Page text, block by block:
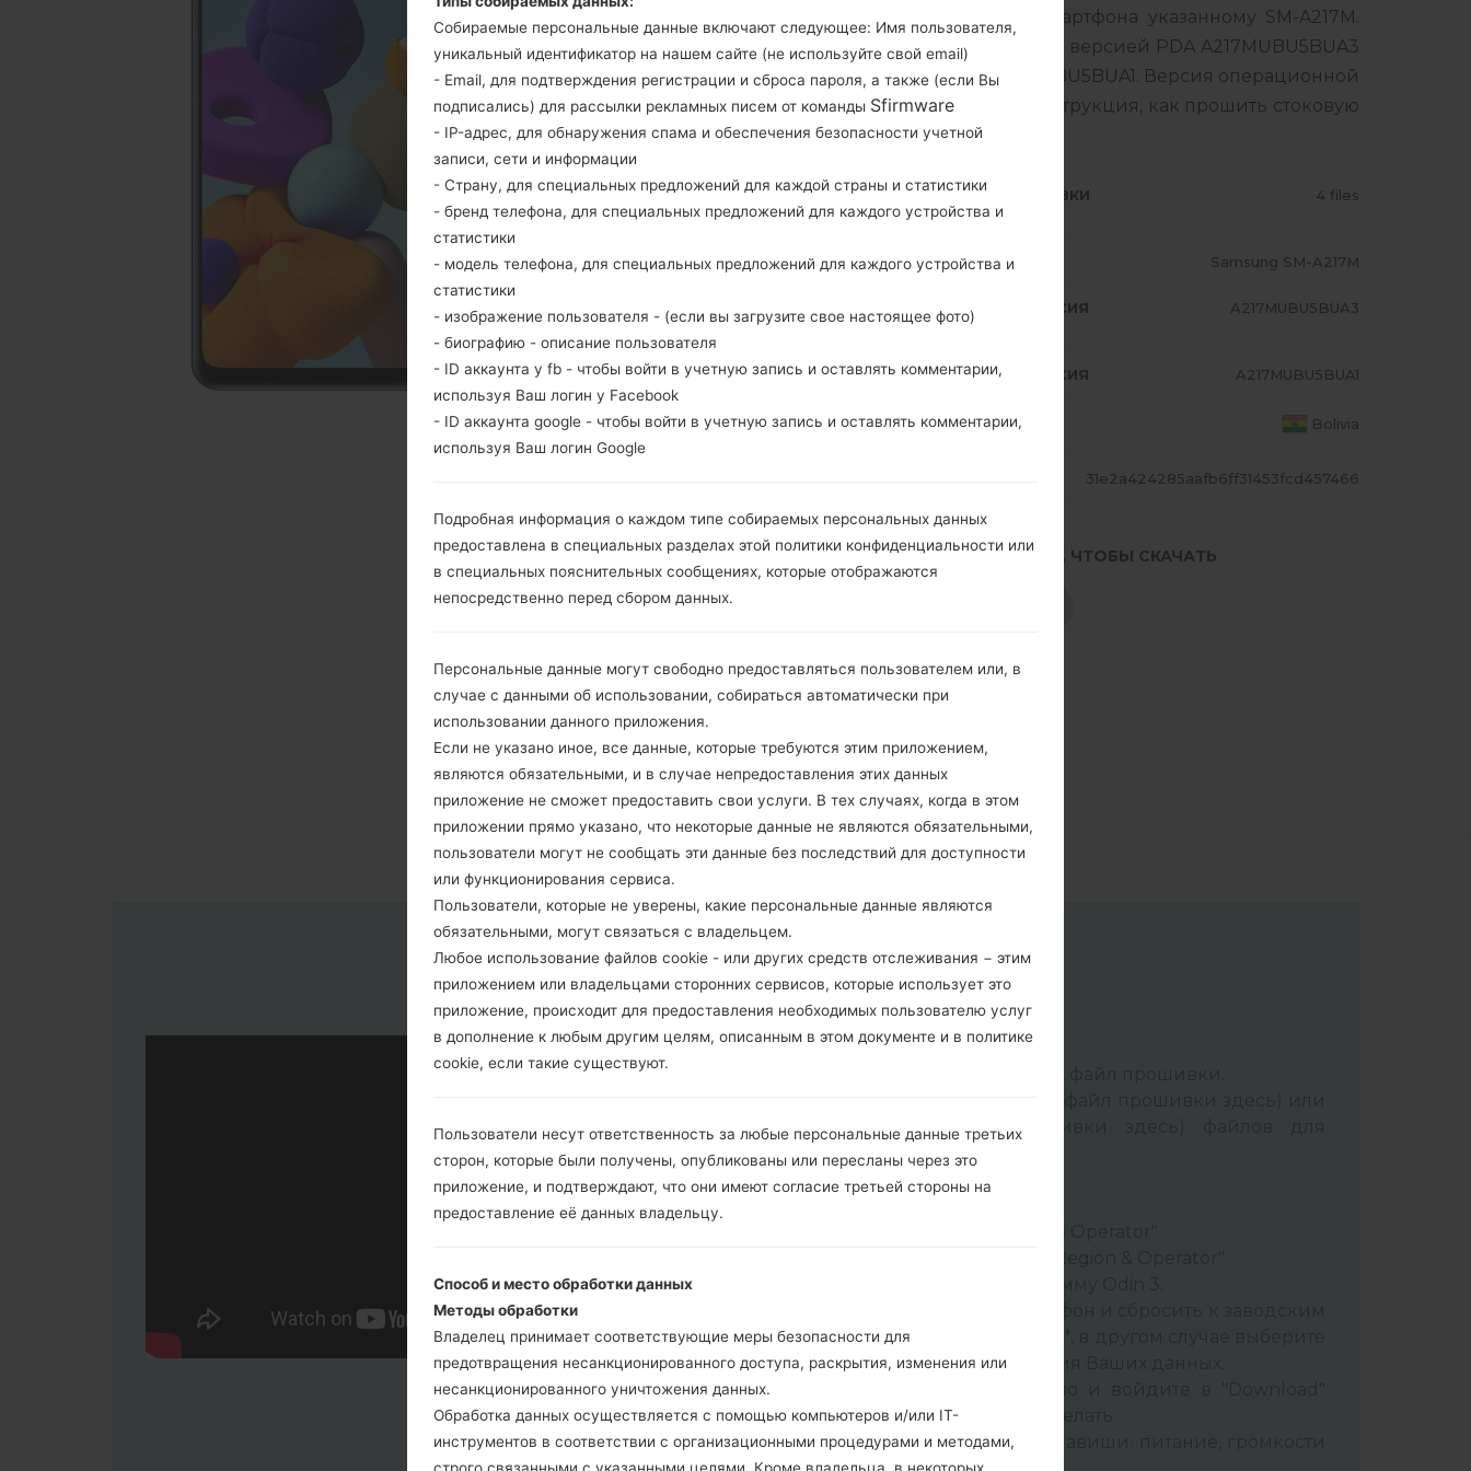
проверить, соответствует ли номер модели вашего смартфона указанному SM-A217M.
Код прошивки BVT для BOLIVIA. Продукт поставляется с версией PDA A217MUBU5BUA3
и версия CSC A217MOWO5BUA2, MODEM версия A217MUBU5BUA1. Версия операционной
системы данной прошивки Android Q 10. Подробная инструкция, как прошить стоковую
прошивку на устройства Samsungздесь
НАЗВАНИЕ ФАЙЛА
SM-A217M_1_20210216174935_2
atovk6j4l_fac
ТИП ПРОШИВКИ 4 files
РАЗМЕР ФАЙЛА 3.31 GiB МОДЕЛЬ Samsung SM-A217M
СИСТЕМА
PDA/AP ВЕРСИЯ A217MUBU5BUA3
PDA/AP ВЕРСИЯ A217MOWO5BUA2 PDA/AP ВЕРСИЯ A217MUBU5BUA1
РЕГИОН BVT СТРАНА Bolivia
31e2a424285aafb6ff31453fcd457466
1.ПРОВЕРИТЬ НАЛИЧИЕ RECAPTCHA 2.НАЖМИТЕ, ЧТОБЫ СКАЧАТЬ
Инструкции
Скачайте на свой ПК:Odin 3
5 (Выбрать 5 файл прошивки здесь) файлов для
прошивки:
AP: "System & Recovery"
настройкам выберите CSC _ ***, в другом случае выберите
HOME_CSC _ *** для сохранения Ваших данных.
режим. Все методы как это сделать:
Нажмите и удерживайте клавиши: питание, громкости
Собираемые персональные данные включают следующее: Имя пользователя,
уникальный идентификатор на нашем сайте (не используйте свой email)
- Email, для подтверждения регистрации и сброса пароля, а также (если Вы
подписались) для рассылки рекламных писем от команды Sfirmware
- IP-адрес, для обнаружения спама и обеспечения безопасности учетной
записи, сети и информации
- Страну, для специальных предложений для каждой страны и статистики
- бренд телефона, для специальных предложений для каждого устройства и
статистики
- модель телефона, для специальных предложений для каждого устройства и
статистики
- изображение пользователя - (если вы загрузите свое настоящее фото)
- биографию - описание пользователя
- ID аккаунта у fb - чтобы войти в учетную запись и оставлять комментарии,
используя Ваш логин у Facebook
- ID аккаунта google - чтобы войти в учетную запись и оставлять комментарии,
используя Ваш логин Google
Подробная информация о каждом типе собираемых персональных данных
предоставлена в специальных разделах этой политики конфиденциальности или
в специальных пояснительных сообщениях, которые отображаются
непосредственно перед сбором данных.
Персональные данные могут свободно предоставляться пользователем или, в
случае с данными об использовании, собираться автоматически при
использовании данного приложения.
Если не указано иное, все данные, которые требуются этим приложением,
являются обязательными, и в случае непредоставления этих данных
приложение не сможет предоставить свои услуги. В тех случаях, когда в этом
приложении прямо указано, что некоторые данные не являются обязательными,
пользователи могут не сообщать эти данные без последствий для доступности
или функционирования сервиса.
Пользователи, которые не уверены, какие персональные данные являются
обязательными, могут связаться с владельцем.
Любое использование файлов cookie - или других средств отслеживания − этим
приложением или владельцами сторонних сервисов, которые использует это
приложение, происходит для предоставления необходимых пользователю услуг
в дополнение к любым другим целям, описанным в этом документе и в политике
cookie, если такие существуют.
Пользователи несут ответственность за любые персональные данные третьих
сторон, которые были получены, опубликованы или пересланы через это
приложение, и подтверждают, что они имеют согласие третьей стороны на
предоставление её данных владельцу.
Способ и место обработки данных
Методы обработки
Владелец принимает соответствующие меры безопасности для
предотвращения несанкционированного доступа, раскрытия, изменения или
несанкционированного уничтожения данных.
Обработка данных осуществляется с помощью компьютеров и/или IT-
инструментов в соответствии с организационными процедурами и методами,